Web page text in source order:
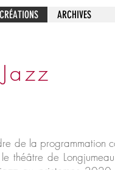
CRÉATIONS ARCHIVES
de la programmation
théâtre de